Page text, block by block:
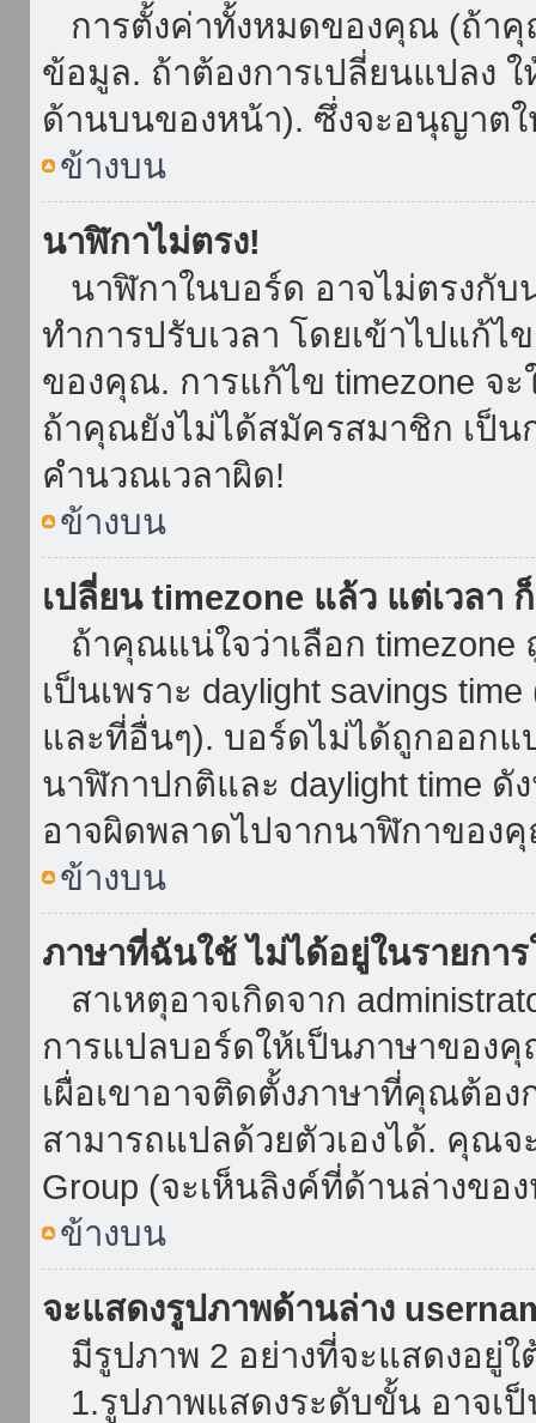
การตั้งค่าทั้งหมดของคุณ (ถ้าคุ
ข้อมูล. ถ้าต้องการเปลี่ยนแปลง
ด้านบนของหน้า). ซึ่งจะอนุญาต
ข้างบน
นาฬิกาไม่ตรง!
นาฬิกาในบอร์ด อาจไม่ตรงกั
ทำการปรับเวลา โดยเข้าไปแก้
ของคุณ. การแก้ไข timezone จ
ถ้าคุณยังไม่ได้สมัครสมาชิก เป็
คำนวณเวลาผิด!
ข้างบน
เปลี่ยน timezone แล้ว แต่เวลา
ถ้าคุณแน่ใจว่าเลือก timezone
เป็นเพราะ daylight savings
และที่อื่นๆ). บอร์ดไม่ได้ถูกออกแ
นาฬิกาปกติและ daylight time
อาจผิดพลาดไปจากนาฬิกาของ
ข้างบน
ภาษาที่ฉันใช้ ไม่ได้อยู่ในรายการ
สาเหตุอาจเกิดจาก
การแปลบอร์ดให้เป็นภาษาของ
เผื่อเขาอาจติดตั้งภาษาที่คุณต้อ
สามารถแปลด้วยตัวเองได้. คุณจ
Group (จะเห็นลิงค์ที่ด้านล่างขอ
ข้างบน
จะแสดงรูปภาพด้านล่าง
มีรูปภาพ 2 อย่างที่จะแสดงอยู่ใ
1.รูปภาพแสดงระดับขั้น อาจเ